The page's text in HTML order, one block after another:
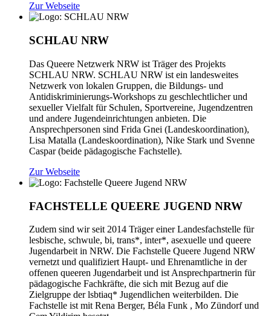
Zur Webseite
SCHLAU NRW
Das Queere Netzwerk NRW ist Träger des Projekts
SCHLAU NRW. SCHLAU NRW ist ein landesweites
Netzwerk von lokalen Gruppen, die Bildungs- und
Antidiskriminierungs-Workshops zu geschlechtlicher und
sexueller Vielfalt für Schulen, Sportvereine, Jugendzentren
und andere Jugendeinrichtungen anbieten. Die
Ansprechpersonen sind Frida Gnei (Landeskoordination),
Lisa Matalla (Landeskoordination), Nike Stark und Svenne
Caspar (beide pädagogische Fachstelle).
Zur Webseite
FACHSTELLE QUEERE JUGEND NRW
Zudem sind wir seit 2014 Träger einer Landesfachstelle für
lesbische, schwule, bi, trans*, inter*, asexuelle und queere
Jugendarbeit in NRW. Die Fachstelle Queere Jugend NRW
vernetzt und qualifiziert Haupt- und Ehrenamtliche in der
offenen queeren Jugendarbeit und ist Ansprechpartnerin für
pädagogische Fachkräfte, die sich mit Bezug auf die
Zielgruppe der lsbtiaq* Jugendlichen weiterbilden. Die
Fachstelle ist mit Rena Berger, Béla Funk , Mo Zündorf und